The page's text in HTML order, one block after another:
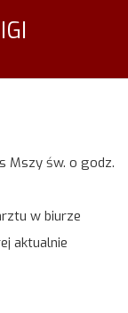
Mszy św. o godz.
w biurze
aktualnie